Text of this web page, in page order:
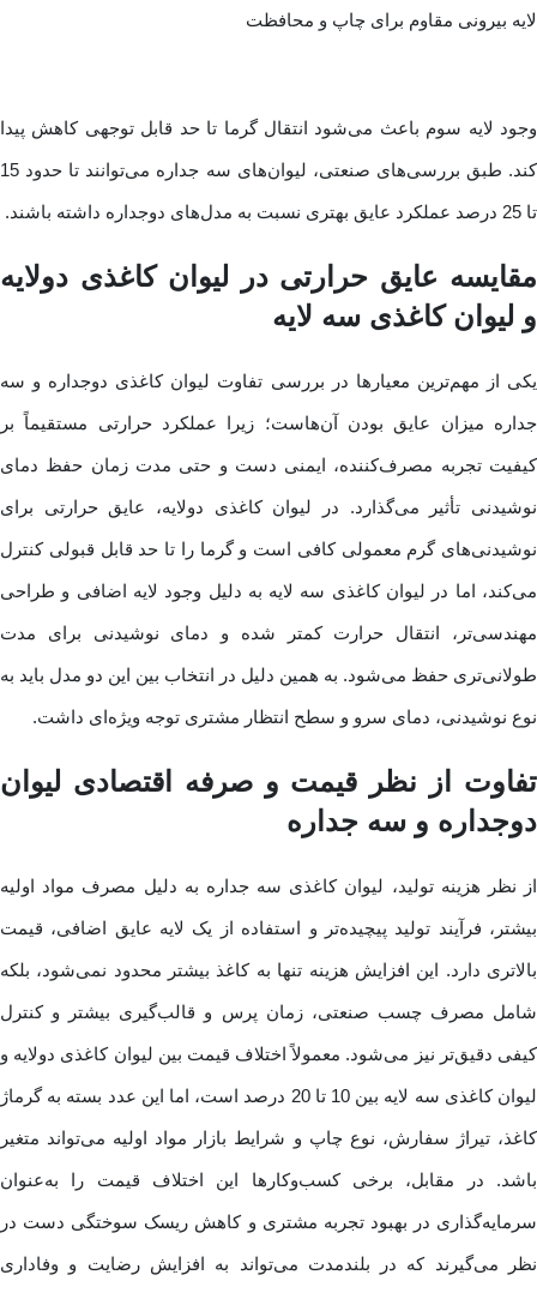
لایه بیرونی مقاوم برای چاپ و محافظت
وجود لایه سوم باعث می‌شود انتقال گرما تا حد قابل توجهی کاهش پیدا
کند. طبق بررسی‌های صنعتی، لیوان‌های سه جداره می‌توانند تا حدود 15
تا 25 درصد عملکرد عایق بهتری نسبت به مدل‌های دوجداره داشته باشند.
مقایسه عایق حرارتی در لیوان کاغذی دولایه
و لیوان کاغذی سه لایه
یکی از مهم‌ترین معیارها در بررسی تفاوت لیوان کاغذی دوجداره و سه
جداره میزان عایق بودن آن‌هاست؛ زیرا عملکرد حرارتی مستقیماً بر
کیفیت تجربه مصرف‌کننده، ایمنی دست و حتی مدت زمان حفظ دمای
نوشیدنی تأثیر می‌گذارد. در لیوان کاغذی دولایه، عایق حرارتی برای
نوشیدنی‌های گرم معمولی کافی است و گرما را تا حد قابل قبولی کنترل
می‌کند، اما در لیوان کاغذی سه لایه به دلیل وجود لایه اضافی و طراحی
مهندسی‌تر، انتقال حرارت کمتر شده و دمای نوشیدنی برای مدت
طولانی‌تری حفظ می‌شود. به همین دلیل در انتخاب بین این دو مدل باید به
نوع نوشیدنی، دمای سرو و سطح انتظار مشتری توجه ویژه‌ای داشت.
تفاوت از نظر قیمت و صرفه اقتصادی لیوان
دوجداره و سه جداره
از نظر هزینه تولید، لیوان کاغذی سه جداره به دلیل مصرف مواد اولیه
بیشتر، فرآیند تولید پیچیده‌تر و استفاده از یک لایه عایق اضافی، قیمت
بالاتری دارد. این افزایش هزینه تنها به کاغذ بیشتر محدود نمی‌شود، بلکه
شامل مصرف چسب صنعتی، زمان پرس و قالب‌گیری بیشتر و کنترل
کیفی دقیق‌تر نیز می‌شود. معمولاً اختلاف قیمت بین لیوان کاغذی دولایه و
لیوان کاغذی سه لایه بین 10 تا 20 درصد است، اما این عدد بسته به گرماژ
کاغذ، تیراژ سفارش، نوع چاپ و شرایط بازار مواد اولیه می‌تواند متغیر
باشد. در مقابل، برخی کسب‌وکارها این اختلاف قیمت را به‌عنوان
سرمایه‌گذاری در بهبود تجربه مشتری و کاهش ریسک سوختگی دست در
نظر می‌گیرند که در بلندمدت می‌تواند به افزایش رضایت و وفاداری